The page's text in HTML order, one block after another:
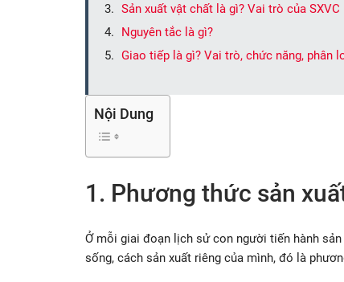
Sản xuất vật chất là gì? Vai trò của SXVC
Nguyên tắc là gì?
Giao tiếp là gì? Vai trò, chức năng, phân
Nội Dung
1. Phương thức sản
Ở mỗi giai đoạn lịch sử con người tiến hành
sống, cách sản xuất riêng của mình, đó là